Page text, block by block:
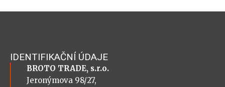
IDENTIFIKAČNÍ ÚDAJE
BROTO TRADE, s.r.o.
Jeronýmova 98/27,